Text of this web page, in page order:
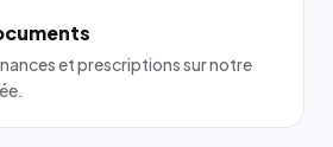
et prescriptions sur notre